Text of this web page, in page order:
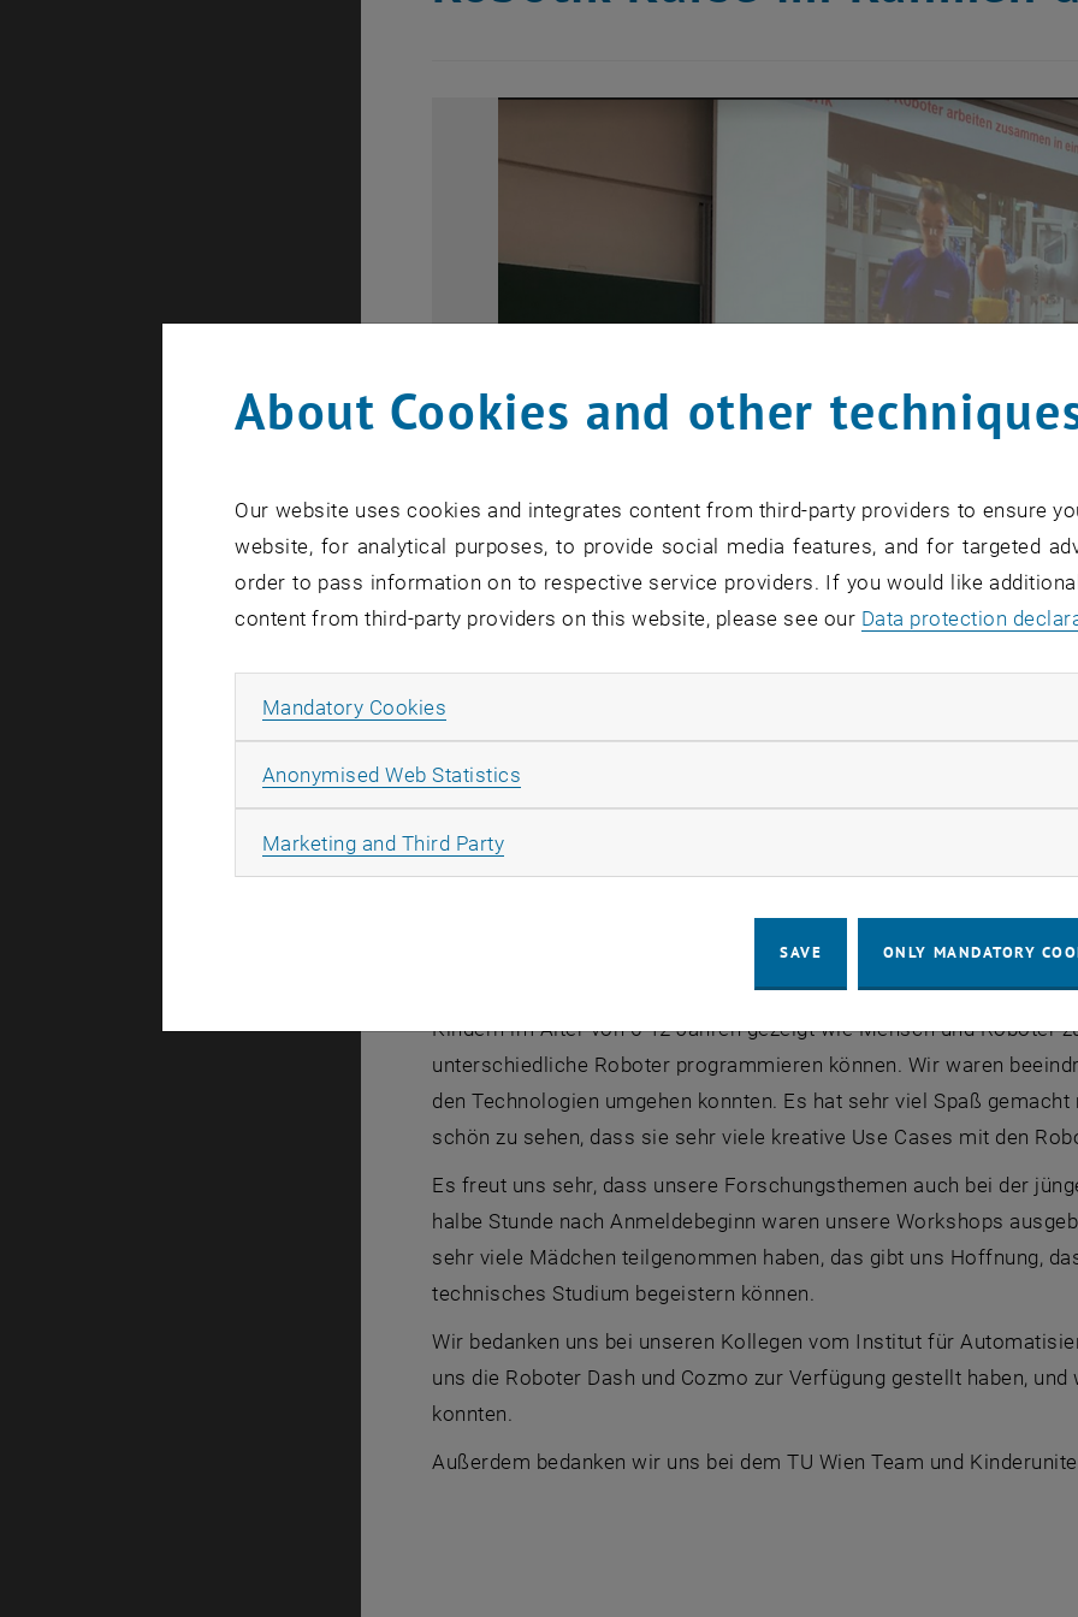
Im Rahmen der diesjährigen Kinderuni hat der Forschungsbereich
Managementwissenschaften, eine Vorlesung und mehre
Kindern im Alter von 6-12 Jahren gezeigt wie Mensch und Roboter
unterschiedliche Roboter programmieren können. Wir waren
den Technologien umgehen konnten. Es hat sehr viel Spaß
schön zu sehen, dass sie sehr viele kreative Use Cases mit den
Es freut uns sehr, dass unsere Forschungsthemen auch bei der
halbe Stunde nach Anmeldebeginn waren unsere Workshops
sehr viele Mädchen teilgenommen haben, das gibt uns Hoffnung,
technisches Studium begeistern können.
Wir bedanken uns bei unseren Kollegen vom Institut für
uns die Roboter Dash und Cozmo zur Verfügung gestellt haben,
konnten.
Außerdem bedanken wir uns bei dem TU Wien Team und
About Cookies and other
Our website uses cookies and integrates content from third-party providers to ensure
website, for analytical purposes, to provide social media features, and for targeted
order to pass information on to respective service providers. If you would like
content from third-party providers on this website, please see our Data protection
Mandatory Cookies
Anonymised Web Statistics
Marketing and Third PartyAllow marketing cookies
SAVE ONLY MANDATORY